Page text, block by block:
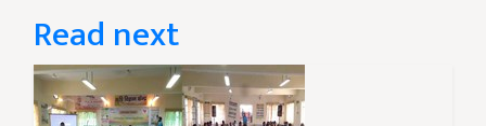
Read next